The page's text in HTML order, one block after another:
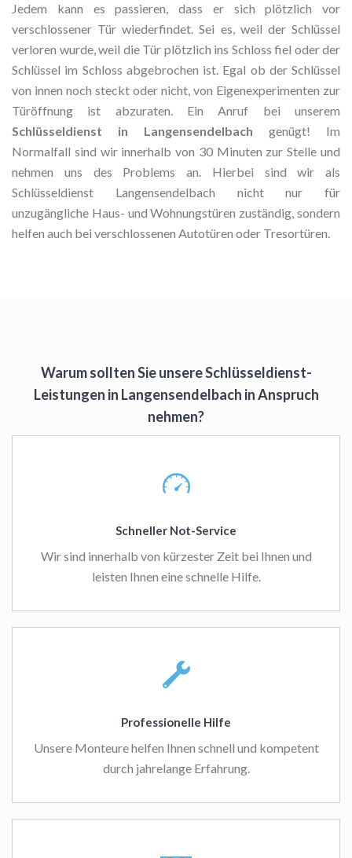
Jedem kann es passieren, dass er sich plötzlich vor
verschlossener Tür wiederfindet. Sei es, weil der Schlüssel
verloren wurde, weil die Tür plötzlich ins Schloss fiel oder der
Schlüssel im Schloss abgebrochen ist. Egal ob der Schlüssel
von innen noch steckt oder nicht, von Eigenexperimenten zur
Türöffnung ist abzuraten. Ein Anruf bei unserem
Schlüsseldienst in Langensendelbach genügt! Im
Normalfall sind wir innerhalb von 30 Minuten zur Stelle und
nehmen uns des Problems an. Hierbei sind wir als
Schlüsseldienst Langensendelbach nicht nur für
unzugängliche Haus- und Wohnungstüren zuständig, sondern
helfen auch bei verschlossenen Autotüren oder Tresortüren.
Warum sollten Sie unsere Schlüsseldienst-
Leistungen in Langensendelbach in Anspruch
nehmen?
Schneller Not-Service
Wir sind innerhalb von kürzester Zeit bei Ihnen und
leisten Ihnen eine schnelle Hilfe.
Professionelle Hilfe
Unsere Monteure helfen Ihnen schnell und kompetent
durch jahrelange Erfahrung.